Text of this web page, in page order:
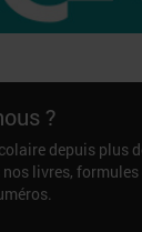
?
depuis plus
livres,